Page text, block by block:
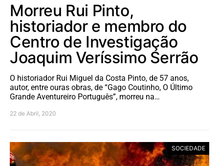
Morreu Rui Pinto,
historiador e membro do
Centro de Investigação
Joaquim Veríssimo Serrão
O historiador Rui Miguel da Costa Pinto, de 57 anos,
autor, entre ouras obras, de “Gago Coutinho, O Último
Grande Aventureiro Português”, morreu na…
22 de Abril, 2020
SOCIEDADE